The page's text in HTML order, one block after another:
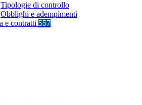
Tipologie di controllo
Obblighi e adempimenti
e contratti 557